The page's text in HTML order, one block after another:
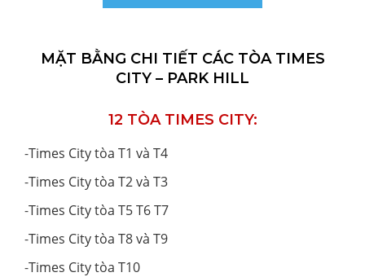
MẶT BẰNG CHI TIẾT CÁC TÒA TIMES
CITY – PARK HILL
12 TÒA TIMES CITY:
-Times City tòa T1 và T4
-Times City tòa T2 và T3
-Times City tòa T5 T6 T7
-Times City tòa T8 và T9
-Times City tòa T10